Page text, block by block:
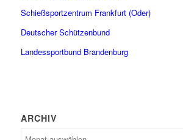
Schießsportzentrum Frankfurt (Oder)
Deutscher Schützenbund
Landessportbund Brandenburg
ARCHIV